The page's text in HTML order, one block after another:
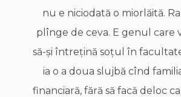
nu e niciodată o miorlăită.
plînge de ceva. E genul care
să-şi întreţină soţul în
ia o a doua slujbă cînd
financiară, fără să facă deloc